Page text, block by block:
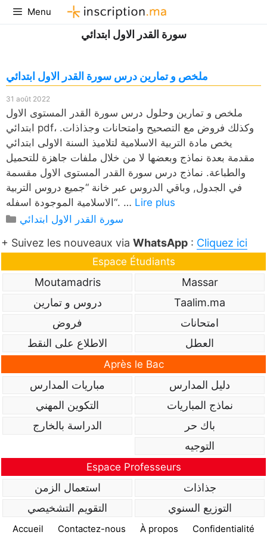
Aller
au
Menu
سورة القدر الاول ابتدائي
ملخص و تمارين درس سورة القدر الاول ابتدائي
31 août 2022
ملخص و تمارين وحلول درس سورة القدر المستوى الاول
ابتدائي pdf، وكذلك فروض مع التصحيح وامتحانات وجذاذات.
يخص مادة التربية الاسلامية لتلاميذ السنة الاولى ابتدائي
مقدمة بعدة نماذج وبعضها لا من خلال ملفات جاهزة للتحميل
والطباعة. نماذج درس سورة القدر المستوى الاول مقسمة
في الجدول, وباقي الدروس عبر خانة “جميع دروس التربية
الاسلامية الموجودة اسفله“. … Lire plus
Catégories
سورة القدر الاول ابتدائي
+ Suivez les nouveaux via WhatsApp : Cliquez ici
Espace Étudiants
Massar
Moutamadris
Taalim.ma
دروس و تمارين
امتحانات
فروض
العطل
الاطلاع على النقط
Après le Bac
دليل المدارس
مباريات المدارس
نماذج المباريات
التكوين المهني
باك حر
الدراسة بالخارج
التوجيه
Espace Professeurs
جذاذات
استعمال الزمن
التوزيع السنوي
التقويم التشخيصي
Accueil Contactez-nous À propos Confidentialité